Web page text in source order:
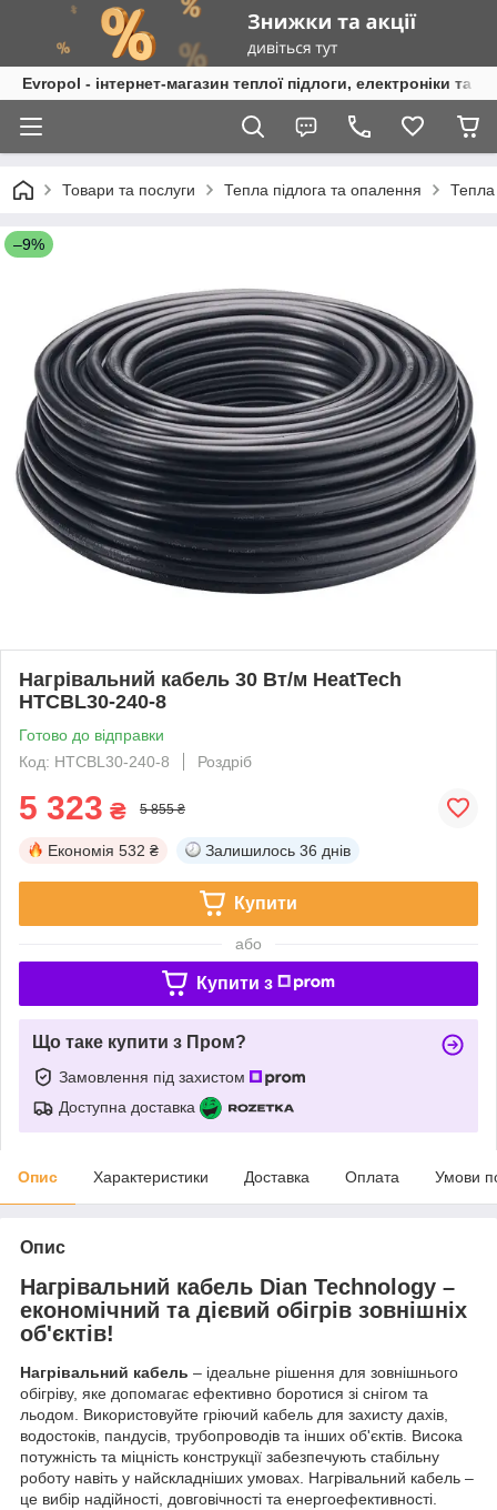
Evropol - інтернет-магазин теплої підлоги, електроніки та
Товари та послуги Тепла підлога та опалення Тепла
–9%
Нагрівальний кабель 30 Вт/м HeatTech
HTCBL30-240-8
Готово до відправки
Код: HTCBL30-240-8
Роздріб
5 323 ₴ 5 855 ₴
Економія 532 ₴ Залишилось 36 днів
Купити
або
Купити з
Що таке купити з Пром?
Замовлення під захистом
Доступна доставка
Опис Характеристики Доставка Оплата Умови
Опис
Нагрівальний кабель Dian Technology –
економічний та дієвий обігрів зовнішніх
об'єктів!
Нагрівальний кабель – ідеальне рішення для зовнішнього
обігріву, яке допомагає ефективно боротися зі снігом та
льодом. Використовуйте гріючий кабель для захисту дахів,
водостоків, пандусів, трубопроводів та інших об'єктів. Висока
потужність та міцність конструкції забезпечують стабільну
роботу навіть у найскладніших умовах. Нагрівальний кабель –
це вибір надійності, довговічності та енергоефективності.